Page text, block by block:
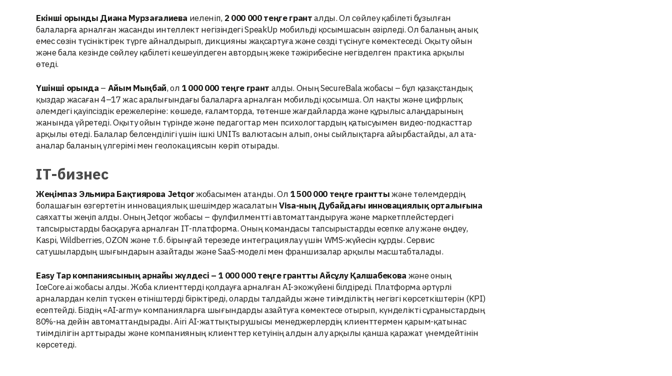
Екінші орынды Диана Мурзағалиева иеленіп, 2 000 000 теңге гранталды. Ол сөйлеу қабілеті бұзылған
балаларға арналған жасанды интеллект негізіндегі SpeakUp мобильді қосымшасын әзірледі. Ол баланың анық
емес сөзін түсініктірек түрге айналдырып, дикцияны жақсартуға және сөзді түсінуге көмектеседі. Оқыту ойын
және бала кезінде сөйлеу қабілеті кешеуілдеген автордың жеке тәжірибесіне негізделген практика арқылы
өтеді.
Үшінші орында – Айым Мыңбай, ол 1 000 000 теңге грант алды. Оның SecureBala жобасы – бұл қазақстандық
қыздар жасаған 4–17 жас аралығындағы балаларға арналған мобильді қосымша. Ол нақты және цифрлық
әлемдегі қауіпсіздік ережелеріне: көшеде, ғаламторда, төтенше жағдайларда және құрылыс алаңдарының
жанында үйретеді. Оқыту ойын түрінде және педагогтар мен психологтардың қатысуымен видео-подкасттар
арқылы өтеді. Балалар белсенділігі үшін ішкі UNITs валютасын алып, оны сыйлықтарға айырбастайды, ал ата-
аналар баланың үлгерімі мен геолокациясын көріп отырады.
IT-бизнес
ЖеңімпазЭльмира Бақтиярова Jetqorжобасымен атанды. Ол 1 500 000 теңге гранттыжәне төлемдердің
болашағын өзгертетін инновациялық шешімдер жасалатынVisa-ның Дубайдағы инновациялық орталығына
саяхатты жеңіп алды. Оның Jetqor жобасы – фулфилментті автоматтандыруға және маркетплейстердегі
тапсырыстарды басқаруға арналған IT-платформа. Оның командасы тапсырыстарды есепке алу және өңдеу,
Kaspi, Wildberries, OZON және т.б. бірыңғай терезеде интеграциялау үшін WMS-жүйесін құрды. Сервис
сатушылардың шығындарын азайтады және SaaS-моделі мен франшизалар арқылы масштабталады.
Easy Tap компаниясының арнайы жүлдесі – 1 000 000 теңге грантты Айсұлу Қалшабекова және оның
IceCore.ai жобасы алды. Жоба клиенттерді қолдауға арналған AI-экожүйені білдіреді. Платформа әртүрлі
арналардан келіп түскен өтініштерді біріктіреді, оларды талдайды және тиімділіктің негізгі көрсеткіштерін (KPI)
есептейді. Біздің «AI-army» компанияларға шығындарды азайтуға көмектесе отырып, күнделікті сұраныстардың
80%-на дейін автоматтандырады. Airi AI-жаттықтырушысы менеджерлердің клиенттермен қарым-қатынас
тиімділігін арттырады және компанияның клиенттер кетуінің алдын алу арқылы қанша қаражат үнемдейтінін
көрсетеді.